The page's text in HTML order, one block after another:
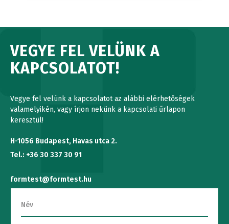
VEGYE FEL VELÜNK A
KAPCSOLATOT!
Vegye fel velünk a kapcsolatot az alábbi elérhetőségek
valamelyikén, vagy írjon nekünk a kapcsolati űrlapon
keresztül!
H-1056 Budapest, Havas utca 2.
Tel.: +36 30 337 30 91
formtest@formtest.hu